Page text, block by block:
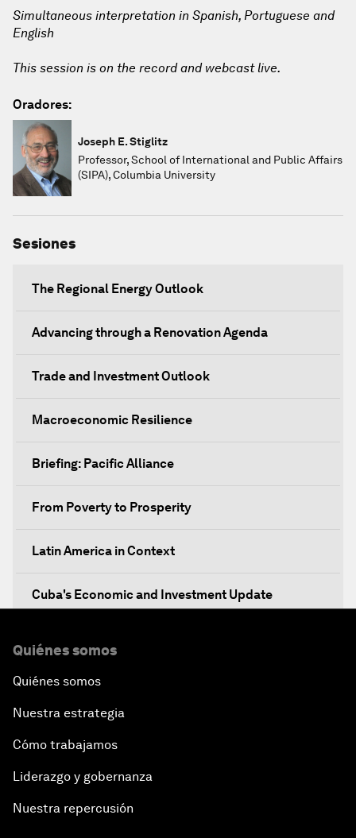
Simultaneous interpretation in Spanish, Portuguese and
English
This session is on the record and webcast live.
Oradores:
Joseph E. Stiglitz
Professor, School of International and Public Affairs
(SIPA), Columbia University
Sesiones
The Regional Energy Outlook
Advancing through a Renovation Agenda
Trade and Investment Outlook
Macroeconomic Resilience
Briefing: Pacific Alliance
From Poverty to Prosperity
Latin America in Context
Cuba's Economic and Investment Update
Technology for Society
An Insight, An Idea with Joseph Stiglitz
An Insight, An Idea with Lorenzo Mendoza
The New Urban Agenda
Quiénes somos
Quiénes somos
Nuestra estrategia
Cómo trabajamos
Liderazgo y gobernanza
Nuestra repercusión